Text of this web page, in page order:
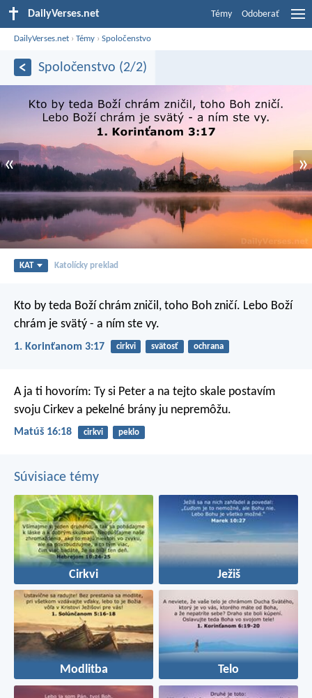
DailyVerses.net Témy Odoberať
DailyVerses.net ›Témy ›Spoločenstvo
Spoločenstvo (2/2)
« »
KAT Katolícky preklad
Kto by teda Boží chrám zničil, toho Boh zničí. Lebo Boží
chrám je svätý - a ním ste vy.
1. Korinťanom 3:17 cirkvi svätosť ochrana
A ja ti hovorím: Ty si Peter a na tejto skale postavím
svoju Cirkev a pekelné brány ju nepremôžu.
Matúš 16:18 cirkvi peklo
Súvisiace témy
Cirkvi Ježiš
Modlitba Telo